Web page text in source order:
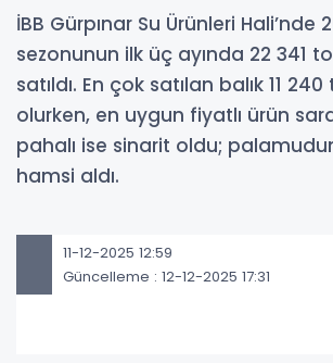
İBB Gürpınar Su Ürünleri Hali’nde
sezonunun ilk üç ayında 22 341
satıldı. En çok satılan balık 11
olurken, en uygun fiyatlı ürün
pahalı ise sinarit oldu;
hamsi aldı.
11-12-2025 12:59
Güncelleme : 12-12-2025 17:31